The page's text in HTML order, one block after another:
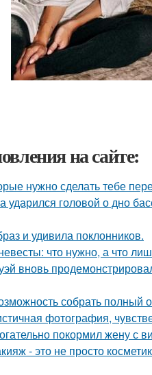
на сайте:
нужно сделать тебе
ударился головой о дно
и удивила поклонников.
что нужно, а что
вновь
собрать полный
фотография,
покормил жену с
- это не просто